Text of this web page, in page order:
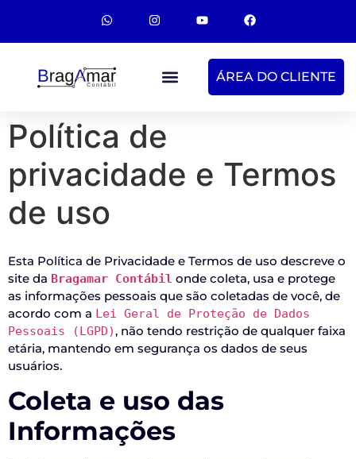
ÁREA DO CLIENTE
Política de
privacidade e Termos
de uso
Esta Política de Privacidade e Termos de uso descreve o
site da Bragamar Contábil onde coleta, usa e protege
as informações pessoais que são coletadas de você, de
acordo com a Lei Geral de Proteção de Dados
Pessoais (LGPD), não tendo restrição de qualquer faixa
etária, mantendo em segurança os dados de seus
usuários.
Coleta e uso das
Informações